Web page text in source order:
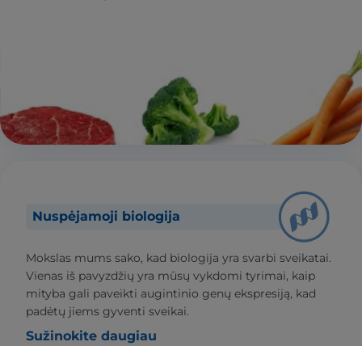
Nuspėjamoji biologija
Mokslas mums sako, kad biologija yra svarbi sveikatai.
Vienas iš pavyzdžių yra mūsų vykdomi tyrimai, kaip
mityba gali paveikti augintinio genų ekspresiją, kad
padėtų jiems gyventi sveikai.
Sužinokite daugiau